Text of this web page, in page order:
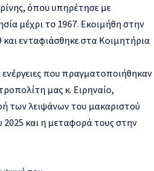
όπου υπηρέτησε με
μέχρι το 1967. Εκοιμήθη στην
και ενταφιάσθηκε στα Κοιμητήρια
που πραγματοποιήθηκαν
μας κ. Ειρηναίο,
των λειψάνων του μακαριστού
2025 και η μεταφορά τους στην